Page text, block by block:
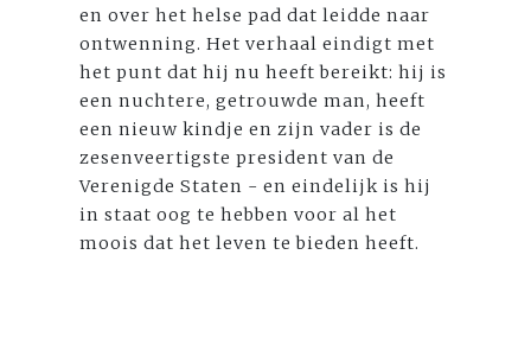
en over het helse pad dat leidde naar
ontwenning. Het verhaal eindigt met
het punt dat hij nu heeft bereikt: hij is
een nuchtere, getrouwde man, heeft
een nieuw kindje en zijn vader is de
zesenveertigste president van de
Verenigde Staten - en eindelijk is hij
in staat oog te hebben voor al het
moois dat het leven te bieden heeft.